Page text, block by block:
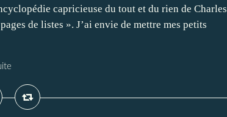
capricieuse du tout et du rien de Charles
de listes ». J’ai envie de mettre mes petits